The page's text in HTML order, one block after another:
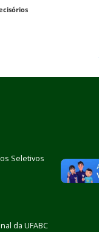
Seletivos
da UFABC